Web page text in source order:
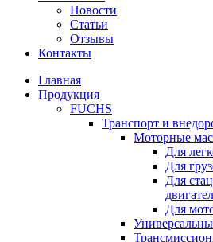
Новости
Статьи
Отзывы
Контакты
Главная
Продукция
FUCHS
Транспорт и
Моторные
Для
Для
Для
Для